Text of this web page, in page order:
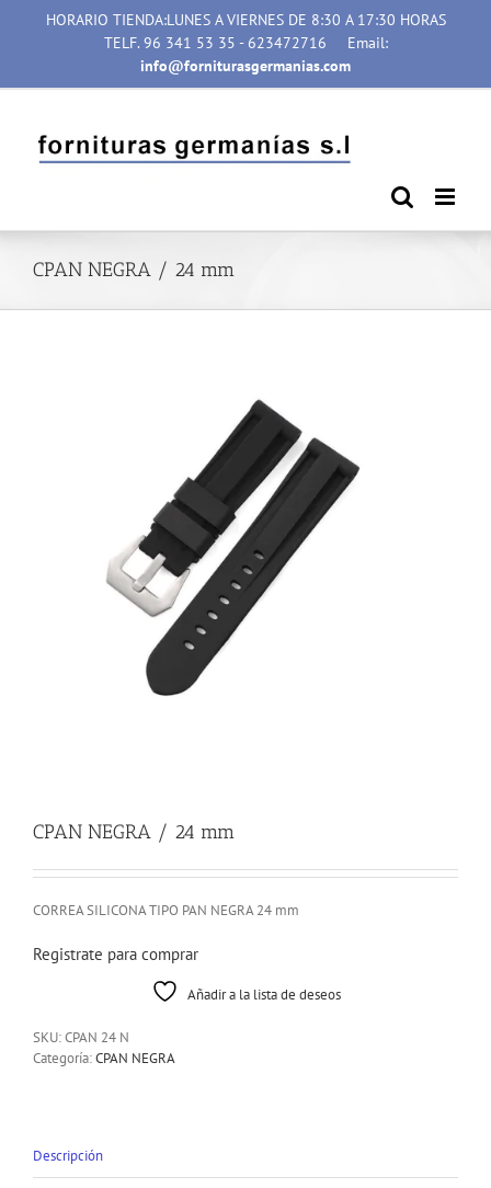
HORARIO TIENDA:LUNES A VIERNES DE 8:30 A 17:30 HORAS
TELF. 96 341 53 35 - 623472716
Email:
info@forniturasgermanias.com
CPAN NEGRA / 24 mm
CPAN NEGRA / 24 mm
CORREA SILICONA TIPO PAN NEGRA 24 mm
Registrate para comprar
Añadir a la lista de deseos
SKU:CPAN 24 N
Categoría:CPAN NEGRA
Descripción